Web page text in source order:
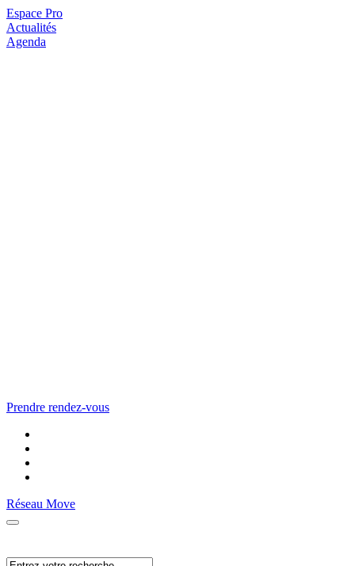
Espace Pro
Actualités
Agenda
Prendre rendez-vous
Réseau Move